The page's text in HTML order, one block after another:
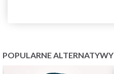
POPULARNE ALTERNATYWY